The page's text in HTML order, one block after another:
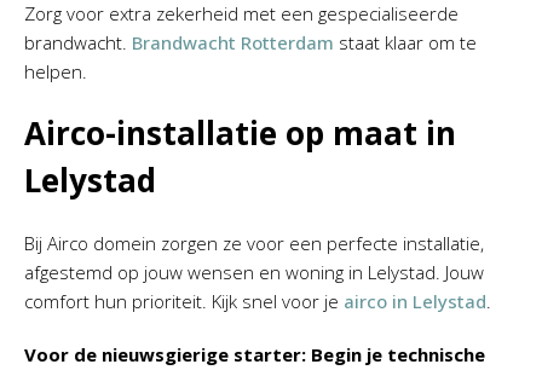
Zorg voor extra zekerheid met een gespecialiseerde
brandwacht. Brandwacht Rotterdam staat klaar om te
helpen.
Airco-installatie op maat in
Lelystad
Bij Airco domein zorgen ze voor een perfecte installatie,
afgestemd op jouw wensen en woning in Lelystad. Jouw
comfort hun prioriteit. Kijk snel voor je airco in Lelystad.
Voor de nieuwsgierige starter: Begin je technische